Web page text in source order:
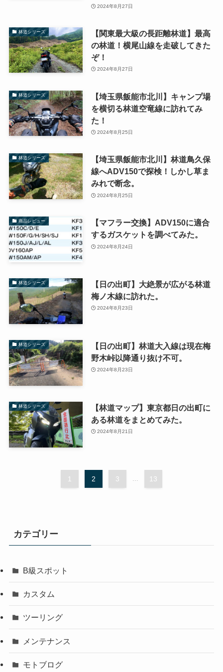
2024年8月27日
林道シリーズ
【関東最大級の長距離林道】最高
の林道！横尾山線を走破してきた
ぞ！
2024年8月27日
林道シリーズ
【埼玉県飯能市北川】キャンプ場
を横切る林道空竜線に訪れてみ
た！
2024年8月25日
林道シリーズ
【埼玉県飯能市北川】林道鳥久保
線へADV150で探検！しかし草ま
みれで断念。
2024年8月25日
商品レビュー
【マフラー交換】ADV150に適合
するガスケットを調べてみた。
2024年8月24日
林道シリーズ
【日の出町】大絶景が広がる林道
梅ノ木線に訪れた。
2024年8月23日
林道シリーズ
【日の出町】林道大入線は現在梅
野木峠以降通り抜け不可。
2024年8月23日
林道シリーズ
【林道マップ】東京都日の出町に
ある林道をまとめてみた。
2024年8月21日
1 2 3 13
カテゴリー
B級スポット
カスタム
ツーリング
メンテナンス
モトブログ